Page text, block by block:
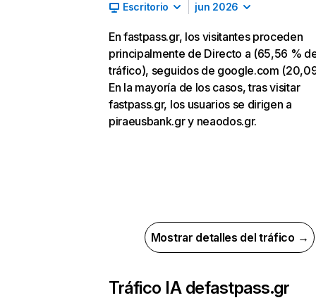
Escritorio jun 2026
En fastpass.gr, los visitantes proceden
principalmente de Directo a (65,56 %
tráfico), seguidos de google.com
En la mayoría de los casos, tras visitar
fastpass.gr, los usuarios se dirigen a
piraeusbank.gr y neaodos.gr.
Mostrar detalles del tráfico →
Tráfico IA defastpass.gr